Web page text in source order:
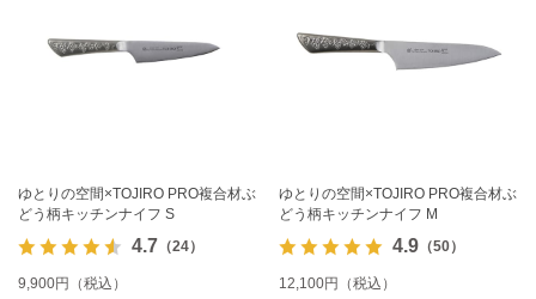
ゆとりの空間×TOJIRO PRO複合材ぶ
どう柄キッチンナイフ S
4.7 （24）
9,900円（税込）
ゆとりの空間×TOJIRO PRO複合材ぶ
どう柄キッチンナイフ M
4.9（50）
12,100円（税込）